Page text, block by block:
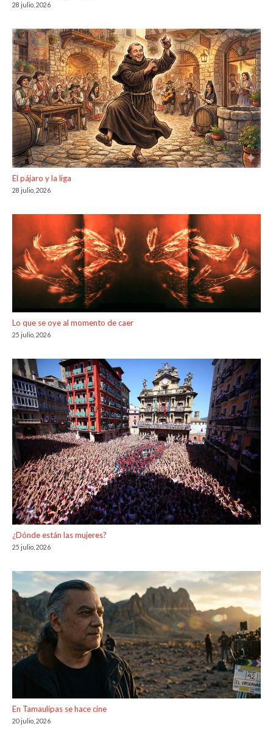
28 julio, 2026
El pájaro y la liga
28 julio, 2026
Lo que se oye al momento de caer
25 julio, 2026
¿Dónde están las mujeres?
25 julio, 2026
En Tamaulipas se hace cine
20 julio, 2026